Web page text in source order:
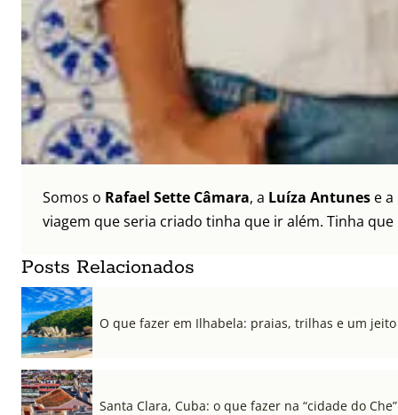
Somos o Rafael Sette Câmara, a Luíza Antunes e a
viagem que seria criado tinha que ir além. Tinha
Posts Relacionados
O que fazer em Ilhabela: praias, trilhas e um
Santa Clara, Cuba: o que fazer na “cidade do Che”